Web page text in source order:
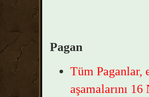
Pagan
Tüm Paganlar,
aşamalarını